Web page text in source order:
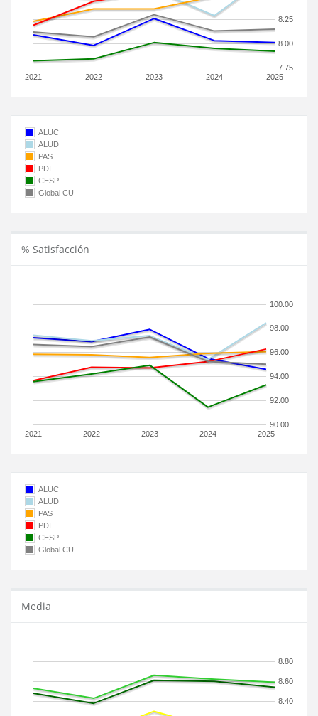
2021 2022 2023 2024 2025
7.75
8.00
8.25
ALUC
ALUD
PAS
PDI
CESP
Global CU
% Satisfacción
2021 2022 2023 2024 2025
90.00
92.00
94.00
96.00
98.00
100.00
ALUC
ALUD
PAS
PDI
CESP
Global CU
Media
8.40
8.60
8.80